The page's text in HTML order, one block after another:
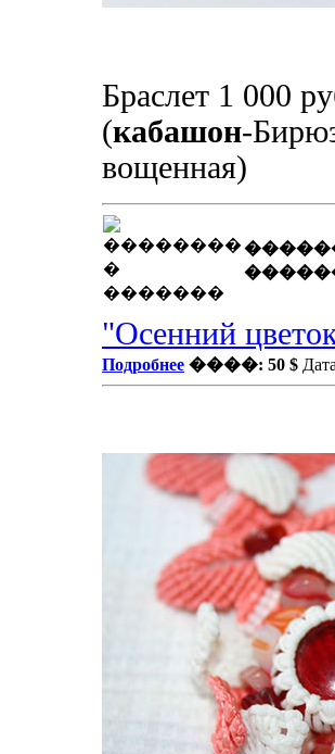
Браслет 1 000
(кабашон-
вощенная)
"Осенний
Подробнее ����: 50 $